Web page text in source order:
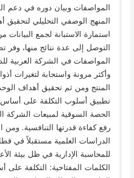
المواصفات وبيان دوره في دعم
المنهج الوصفي التحليلي لتحقيق
استمارة الاستبانة لجمع البيانات
التوصل إلى عدة نتائج منها،
المواصفات في الشركة العربية
وأكثر مرونة واستجابة لتغيرات
المنتج ومن ثم تحقيق أهداف
تطبيق أسلوب التكلفة على
الحصة السوقية لمبيعات الشركة
رفع كفاءة قدرتها التنافسية. ومن
الدراسات العلمية مستقبلاً في
للمحاسبة الإدارية في ظل بيئة
الكلمات المفتاحية: التكلفة